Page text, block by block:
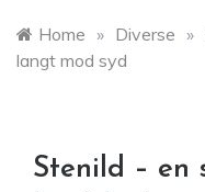
Home » Diverse »
langt mod syd
Stenild – en